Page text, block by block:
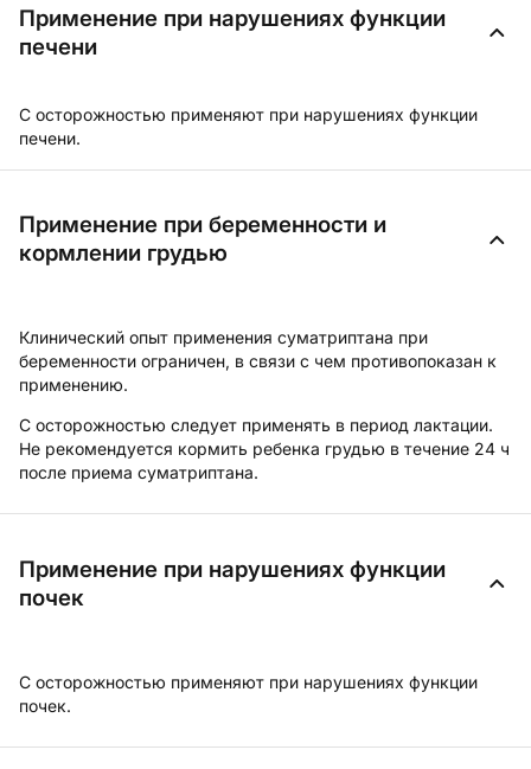
Применение при нарушениях функции
печени
С осторожностью применяют при нарушениях функции
печени.
Применение при беременности и
кормлении грудью
Клинический опыт применения суматриптана при
беременности ограничен, в связи с чем противопоказан к
применению.
С осторожностью следует применять в период лактации.
Не рекомендуется кормить ребенка грудью в течение 24 ч
после приема суматриптана.
Применение при нарушениях функции
почек
С осторожностью применяют при нарушениях функции
почек.